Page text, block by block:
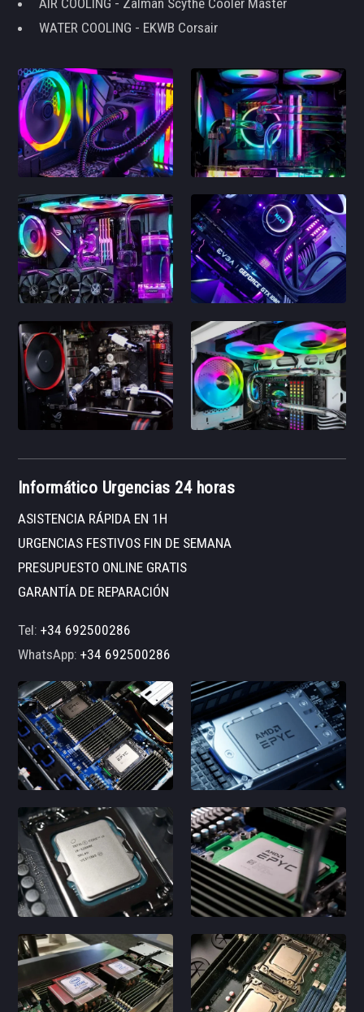
WATER COOLING - EKWB Corsair
Informático Urgencias 24 horas
ASISTENCIA RÁPIDA EN 1H
URGENCIAS FESTIVOS FIN DE SEMANA
PRESUPUESTO ONLINE GRATIS
GARANTÍA DE REPARACIÓN
Tel:+34 692500286
WhatsApp:+34 692500286